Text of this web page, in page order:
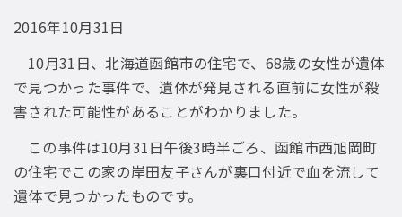
2016年10月31日
10月31日、北海道函館市の住宅で、68歳の女性が遺体
で見つかった事件で、遺体が発見される直前に女性が殺
害された可能性があることがわかりました。
この事件は10月31日午後3時半ごろ、函館市西旭岡町
の住宅でこの家の岸田友子さんが裏口付近で血を流して
遺体で見つかったものです。